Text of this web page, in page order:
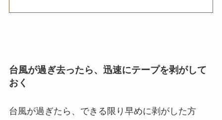
台風が過ぎ去ったら、迅速にテープを剥がして
おく
台風が過ぎたら、できる限り早めに剥がした方